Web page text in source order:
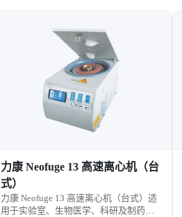
力康 Neofuge 13 高速离心机（台
式）
力康 Neofuge 13 高速离心机（台式）适
用于实验室、生物医学、科研及制药样